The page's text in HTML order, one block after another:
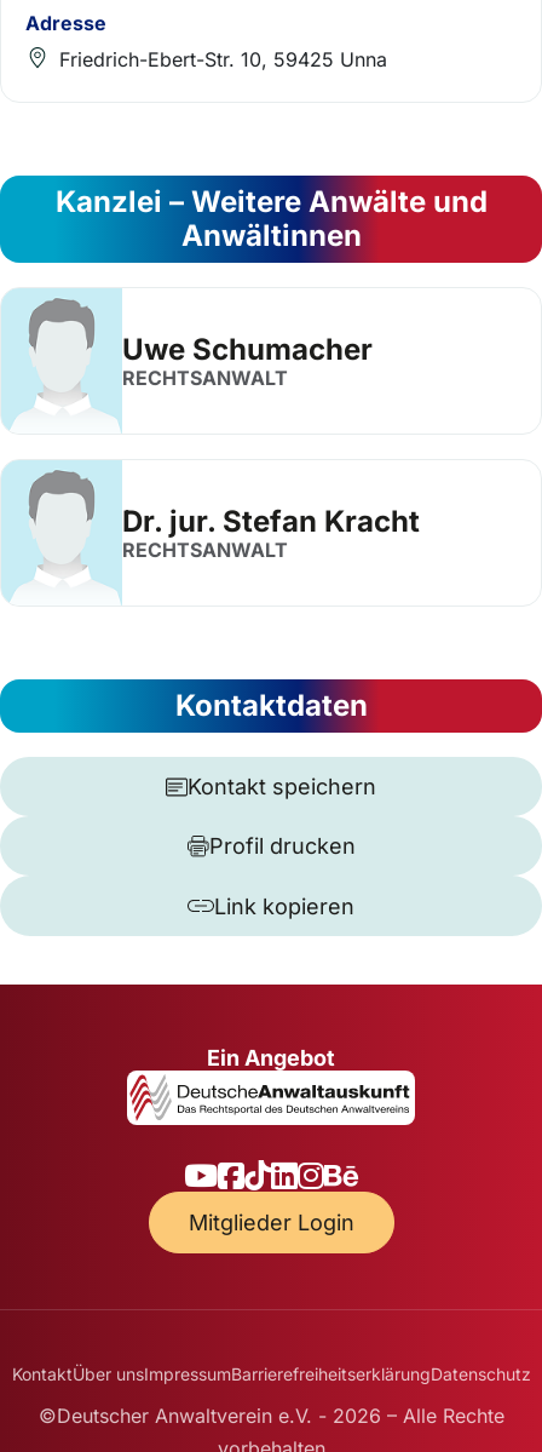
Adresse
Friedrich-Ebert-Str. 10, 59425 Unna
Kanzlei – Weitere Anwälte und
Anwältinnen
Uwe Schumacher
RECHTSANWALT
Dr. jur. Stefan Kracht
RECHTSANWALT
Kontaktdaten
Kontakt speichern
Profil drucken
Link kopieren
Ein Angebot
Mitglieder Login
KontaktÜber unsImpressumBarrierefreiheitserklärungDatenschutz
©Deutscher Anwaltverein e.V. - 2026 – Alle Rechte